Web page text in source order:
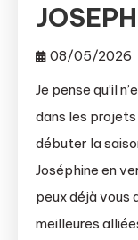
08/05/2026
Je pense qu’il
dans les projets
débuter la
Joséphine en
peux déjà vous
meilleures